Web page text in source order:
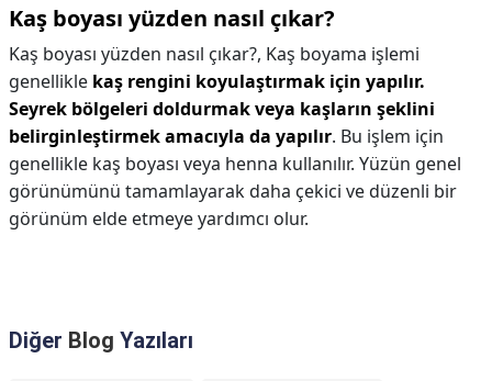
Kaş boyası yüzden nasıl çıkar?
Kaş boyası yüzden nasıl çıkar?, Kaş boyama işlemi
genellikle kaş rengini koyulaştırmak için yapılır.
Seyrek bölgeleri doldurmak veya kaşların şeklini
belirginleştirmek amacıyla da yapılır. Bu işlem için
genellikle kaş boyası veya henna kullanılır. Yüzün genel
görünümünü tamamlayarak daha çekici ve düzenli bir
görünüm elde etmeye yardımcı olur.
Diğer Blog Yazıları